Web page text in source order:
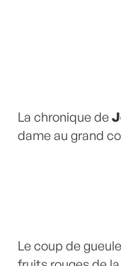
La chronique de
dame au grand
Le coup de